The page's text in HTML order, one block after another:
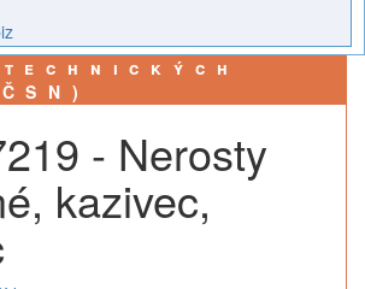
technických
- Nerosty
kazivec,